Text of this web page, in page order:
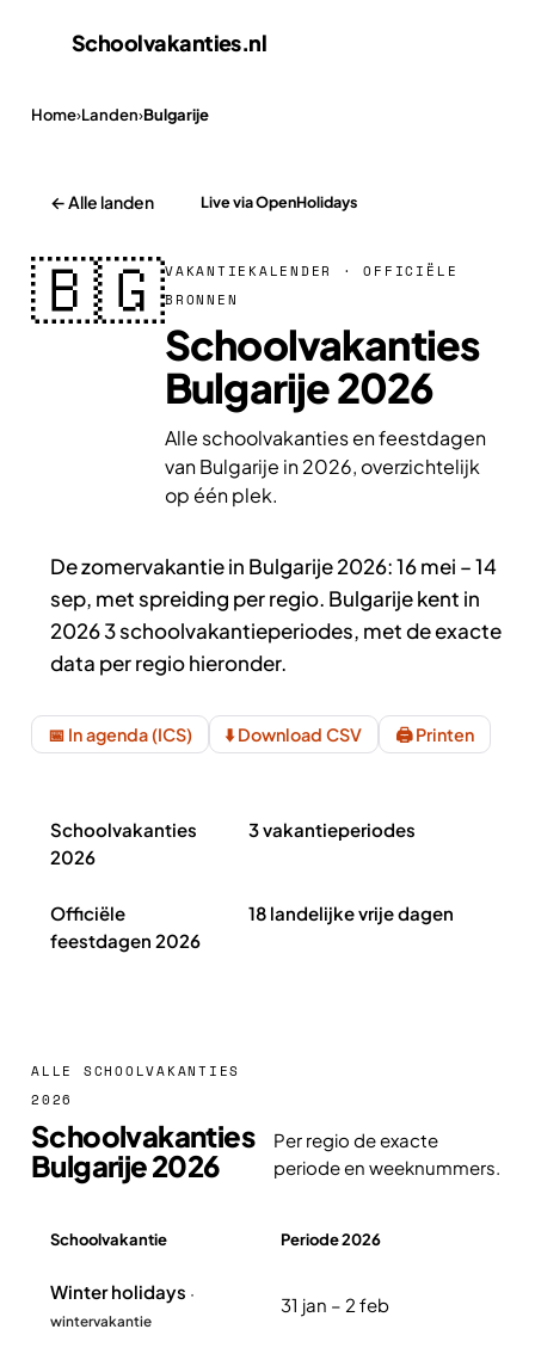
Schoolvakanties.nl
Home›Landen›Bulgarije
← Alle landen Live via OpenHolidays
🇧🇬VAKANTIEKALENDER · OFFICIËLE
BRONNEN
Schoolvakanties
Bulgarije 2026
Alle schoolvakanties en feestdagen
van Bulgarije in 2026, overzichtelijk
op één plek.
De zomervakantie in Bulgarije 2026: 16 mei – 14
sep, met spreiding per regio. Bulgarije kent in
2026 3 schoolvakantieperiodes, met de exacte
data per regio hieronder.
📅 In agenda (ICS) ⬇️ Download CSV 🖨️ Printen
Schoolvakanties
2026
3 vakantieperiodes
Officiële
feestdagen 2026
18 landelijke vrije dagen
ALLE SCHOOLVAKANTIES
2026
Schoolvakanties
Bulgarije 2026
Per regio de exacte
periode en weeknummers.
Schoolvakantie Periode 2026
Winter holidays ·
wintervakantie
31 jan – 2 feb